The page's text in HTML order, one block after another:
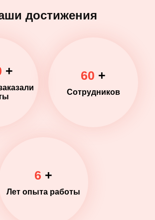
достижения
+ 60 +
Сотрудников
6 +
Лет опыта работы